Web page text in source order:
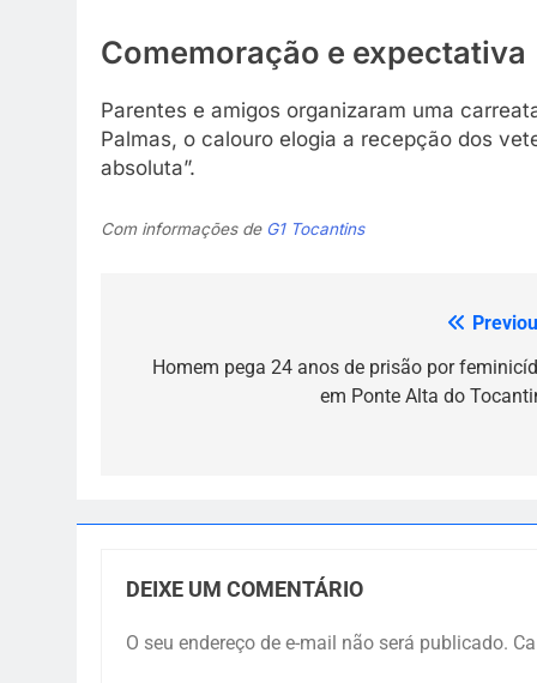
Comemoração e expectativa
Parentes e amigos organizaram uma
Palmas, o calouro elogia a recepção dos
absoluta”.
Com informações de G1 Tocantins
deHomem pega 24 anos de prisão por
em Ponte Alta do
DEIXE UM COMENTÁRIO
O seu endereço de e-mail não será publicado.